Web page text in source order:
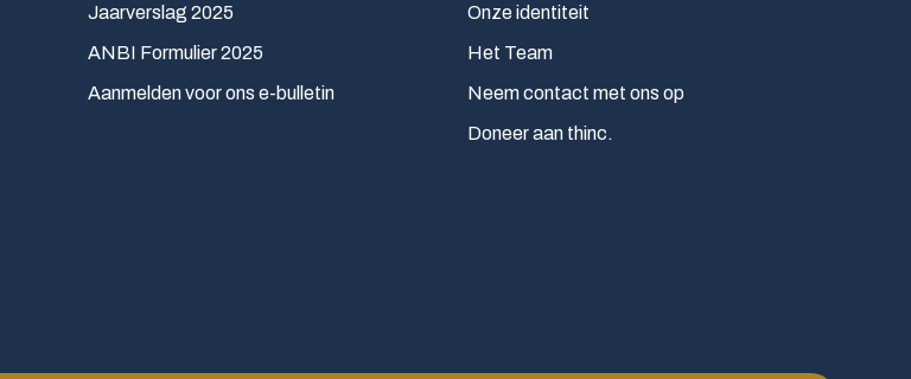
Jaarverslag 2025
ANBI Formulier 2025
Aanmelden voor ons e-bulletin
Onze identiteit
Het Team
Neem contact met ons op
Doneer aan thinc.